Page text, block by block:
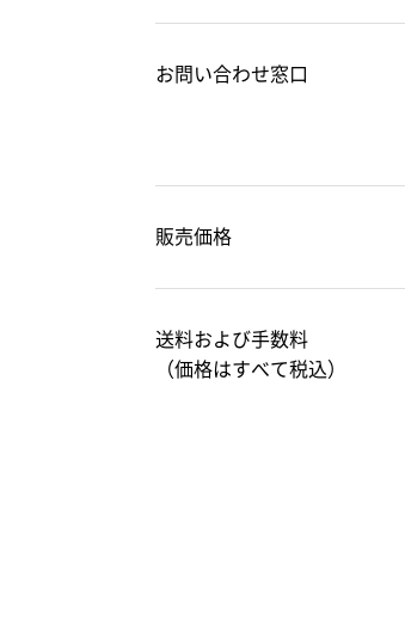
お問い合わせ窓口
販売価格
送料および手数料
（価格はすべて税込）